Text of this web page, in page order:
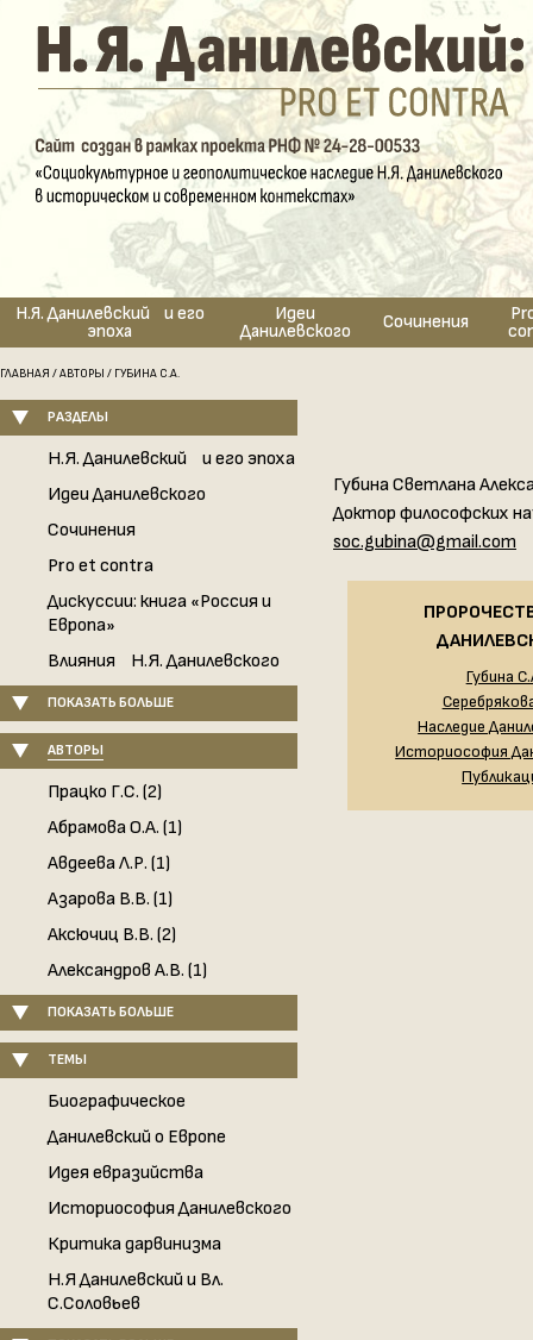
Н.Я. Данилевский и его
эпоха
Идеи
Данилевского Сочинения
ГЛАВНАЯ /АВТОРЫ / ГУБИНА С.А.
РАЗДЕЛЫ
Н.Я. Данилевский и его эпоха
Идеи Данилевского
Сочинения
Pro et contra
Дискуссии: книга «Россия и
Европа»
Влияния Н.Я. Данилевского
ПОКАЗАТЬ БОЛЬШЕ
АВТОРЫ
Працко Г.С. (2)
Абрамова О.А. (1)
Авдеева Л.Р. (1)
Азарова В.В. (1)
Аксючиц В.В. (2)
Александров А.В. (1)
ПОКАЗАТЬ БОЛЬШЕ
ТЕМЫ
Биографическое
Данилевский о Европе
Идея евразийства
Историософия Данилевского
Критика дарвинизма
Н.Я Данилевский и Вл.
С.Соловьев
Губина Светлана
Доктор философских
soc.gubina@gmail.com
Губина
Наследие
Историософия